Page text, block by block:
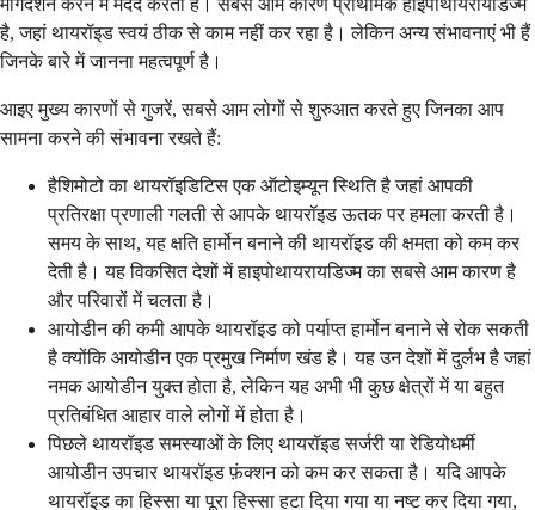
है, जहां थायरॉइड स्वयं ठीक से काम नहीं कर रहा है। लेकिन अन्य संभावनाएं भी हैं
जिनके बारे में जानना महत्वपूर्ण है।
आइए मुख्य कारणों से गुजरें, सबसे आम लोगों से शुरुआत करते हुए जिनका आप
सामना करने की संभावना रखते हैं:
हैशिमोटो का थायरॉइडिटिस एक ऑटोइम्यून स्थिति है जहां आपकी
प्रतिरक्षा प्रणाली गलती से आपके थायरॉइड ऊतक पर हमला करती है।
समय के साथ, यह क्षति हार्मोन बनाने की थायरॉइड की क्षमता को कम कर
देती है। यह विकसित देशों में हाइपोथायरायडिज्म का सबसे आम कारण है
और परिवारों में चलता है।
आयोडीन की कमी आपके थायरॉइड को पर्याप्त हार्मोन बनाने से रोक सकती
है क्योंकि आयोडीन एक प्रमुख निर्माण खंड है। यह उन देशों में दुर्लभ है जहां
नमक आयोडीन युक्त होता है, लेकिन यह अभी भी कुछ क्षेत्रों में या बहुत
प्रतिबंधित आहार वाले लोगों में होता है।
पिछले थायरॉइड समस्याओं के लिए थायरॉइड सर्जरी या रेडियोधर्मी
आयोडीन उपचार थायरॉइड फ़ंक्शन को कम कर सकता है। यदि आपके
थायरॉइड का हिस्सा या पूरा हिस्सा हटा दिया गया या नष्ट कर दिया गया,